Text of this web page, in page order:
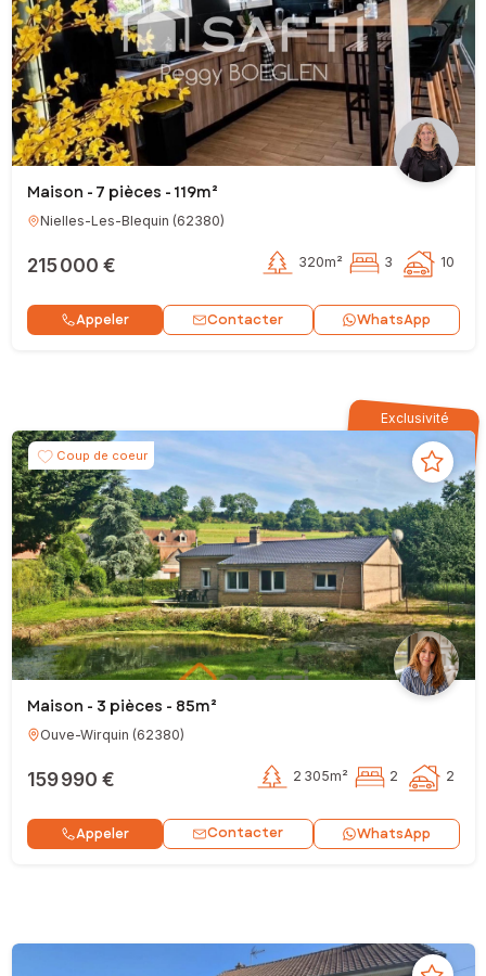
Maison - 7 pièces - 119m²
Nielles-Les-Blequin (62380)
215 000 € 320m² 3 10
Appeler Contacter WhatsApp
Exclusivité
Coup de coeur
Maison - 3 pièces - 85m²
Ouve-Wirquin (62380)
159 990 € 2 305m² 2 2
Appeler Contacter WhatsApp